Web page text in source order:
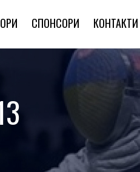
СПОНСОРИ КОНТАКТИ